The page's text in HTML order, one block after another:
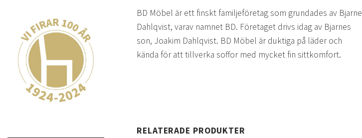
BD Möbel är ett finskt familjeföretag som grundades av Bjarne
Dahlqvist, varav namnet BD. Företaget drivs idag av Bjarnes
son, Joakim Dahlqvist. BD Möbel är duktiga på läder och
kända för att tillverka soffor med mycket fin sittkomfort.
RELATERADE PRODUKTER